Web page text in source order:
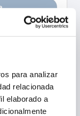
para analizar
relacionada
elaborado a